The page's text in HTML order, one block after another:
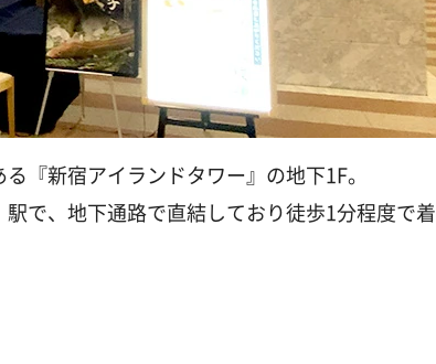
『新宿アイランドタワー』の地下1F。
駅で、地下通路で直結しており徒歩1分程度で着